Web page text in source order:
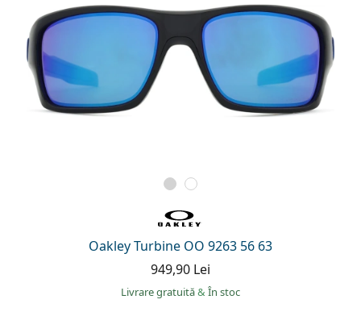
Oakley Turbine OO 9263 56 63
949,90 Lei
Livrare gratuită& În stoc